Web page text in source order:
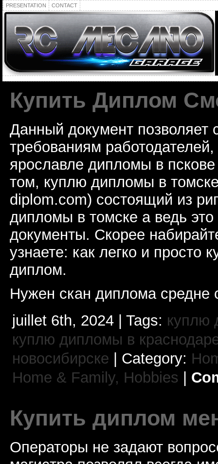
PRESENTATION CONTACT
Купить Диплом
Данный документ позволяет
требованиям
ярославле дипломы в
том, куплю дипломы в
diplom.com) состоящий из
дипломы в томске а ведь
документы. Скорее
узнаете: как легко и просто
диплом.
Нужен скан диплома средне
juillet 6th, 2024 | Tags: куплю
куплю дипломы в
новосибирске | Category:
Home & Family, Hobbies
Купить диплом
Операторы не задают